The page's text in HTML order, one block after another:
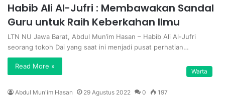
Habib Ali Al-Jufri : Membawakan Sandal
Guru untuk Raih Keberkahan Ilmu
LTN NU Jawa Barat, Abdul Mun’im Hasan – Habib Ali Al-Jufri
seorang tokoh Dai yang saat ini menjadi pusat perhatian…
Read More »
Warta
Abdul Mun'im Hasan 29 Agustus 2022 0 197